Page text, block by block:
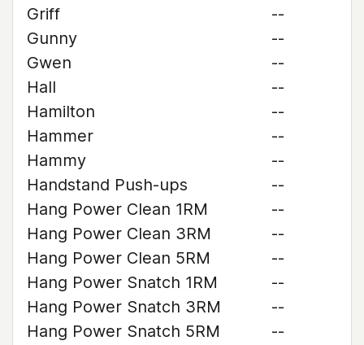
Griff
--
Gunny
--
Gwen
--
Hall
--
Hamilton
--
Hammer
--
Hammy
--
Handstand Push-ups
--
Hang Power Clean 1RM
--
Hang Power Clean 3RM
--
Hang Power Clean 5RM
--
Hang Power Snatch 1RM
--
Hang Power Snatch 3RM
--
Hang Power Snatch 5RM
--